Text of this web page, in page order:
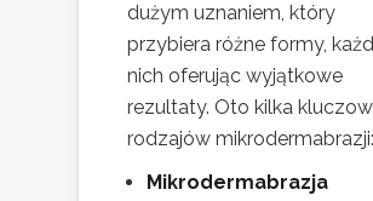
dużym uznaniem, który
przybiera różne formy,
nich oferując wyjątkowe
rezultaty. Oto kilka
rodzajów mikrodermabrazji:
Mikrodermabrazja